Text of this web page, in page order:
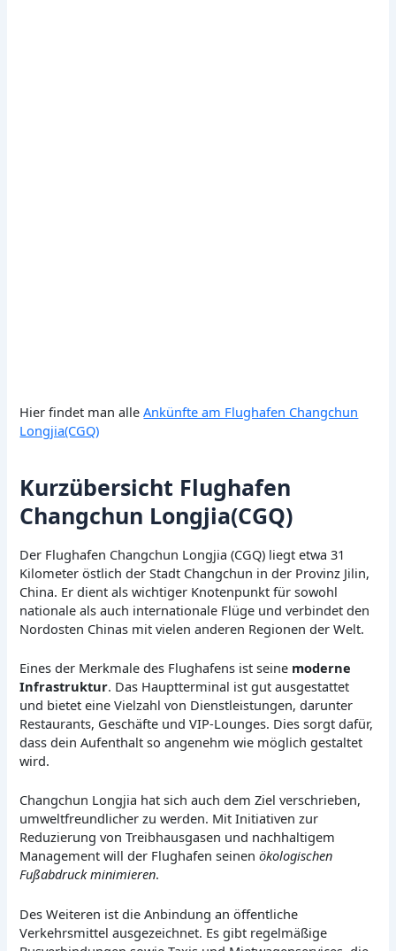
Hier findet man alleAnkünfte am Flughafen Changchun
Longjia(CGQ)
Kurzübersicht Flughafen
Changchun Longjia(CGQ)
Der Flughafen Changchun Longjia (CGQ) liegt etwa 31
Kilometer östlich der Stadt Changchun in der Provinz Jilin,
China. Er dient als wichtiger Knotenpunkt für sowohl
nationale als auch internationale Flüge und verbindet den
Nordosten Chinas mit vielen anderen Regionen der Welt.
Eines der Merkmale des Flughafens ist seine moderne
Infrastruktur. Das Hauptterminal ist gut ausgestattet
und bietet eine Vielzahl von Dienstleistungen, darunter
Restaurants, Geschäfte und VIP-Lounges. Dies sorgt dafür,
dass dein Aufenthalt so angenehm wie möglich gestaltet
wird.
Changchun Longjia hat sich auch dem Ziel verschrieben,
umweltfreundlicher zu werden. Mit Initiativen zur
Reduzierung von Treibhausgasen und nachhaltigem
Management will der Flughafen seinenökologischen
Fußabdruck minimieren.
Des Weiteren ist die Anbindung an öffentliche
Verkehrsmittel ausgezeichnet. Es gibt regelmäßige